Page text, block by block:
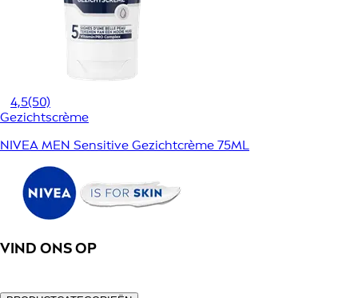
4,5(50)
Gezichtscrème
NIVEA MEN Sensitive Gezichtcrème 75ML
VIND ONS OP